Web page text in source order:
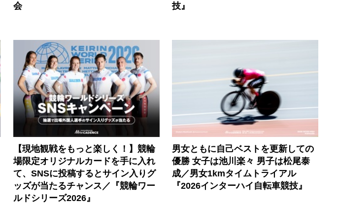
会
技』
【現地観戦をもっと楽しく！】競輪
場限定オリジナルカードを手に入れ
て、SNSに投稿するとサイン入りグ
ッズが当たるチャンス／『競輪ワー
ルドシリーズ2026』
男女ともに自己ベストを更新しての
優勝 女子は池川楽々 男子は松尾泰
成／男女1kmタイムトライアル
『2026インターハイ自転車競技』